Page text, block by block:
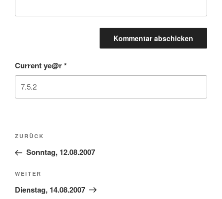
Current ye@r*
Beitragsnavigation
Vorheriger
Beitrag
ZURÜCK
Sonntag, 12.08.2007
Nächster
Beitrag
WEITER
Dienstag, 14.08.2007